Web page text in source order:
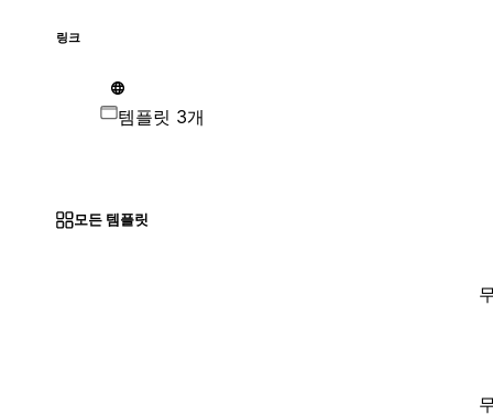
링크
템플릿 3개
모든 템플릿